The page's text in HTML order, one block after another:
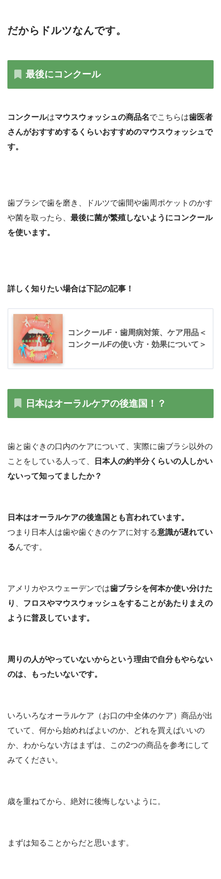
だからドルツなんです。
最後にコンクール
コンクールはマウスウォッシュの商品名でこちらは歯医者
さんがおすすめするくらいおすすめのマウスウォッシュで
す。
歯ブラシで歯を磨き、ドルツで歯間や歯周ポケットのかす
や菌を取ったら、 最後に菌が繁殖しないようにコンクール
を使います。
詳しく知りたい場合は下記の記事！
コンクールF・歯周病対策、ケア用品＜
コンクールFの使い方・効果について＞
日本はオーラルケアの後進国！？
歯と歯ぐきの口内のケアについて、実際に歯ブラシ以外の
ことをしている人って、
日本人の約半分くらいの人しかい
ないって知ってましたか？
日本はオーラルケアの後進国とも言われています。
つまり日本人は歯や歯ぐきのケアに対する意識が遅れてい
るんです。
アメリカやスウェーデンでは歯ブラシを何本か使い分けた
り
フロスやマウスウォッシュをすることがあたりまえの
ように普及しています。
周りの人がやっていないからという理由で自分もやらない
のは、もったいないです。
いろいろなオーラルケア（お口の中全体のケア）商品が出
ていて、何から始めればよいのか、どれを買えばいいの
か、わからない方はまずは、この2つの商品を参考にして
みてください。
歳を重ねてから、絶対に後悔しないように。
まずは知ることからだと思います。